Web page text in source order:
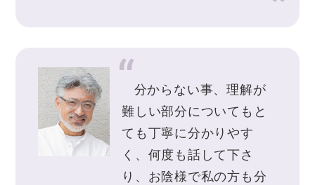
分からない事、理解が
難しい部分についてもと
ても丁寧に分かりやす
く、何度も話して下さ
り、お陰様で私の方も分